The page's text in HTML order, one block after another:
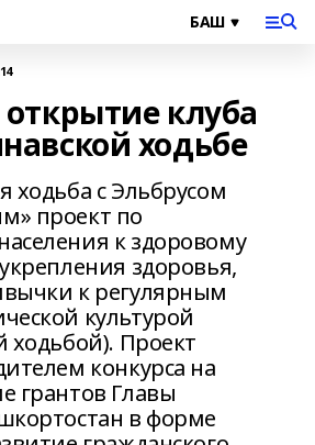
открытие клуба
ходьбе
ходьба с Эльбрусом
проект по
к здоровому
здоровья,
к регулярным
культурой
ходьбой). Проект
конкурса на
грантов Главы
в форме